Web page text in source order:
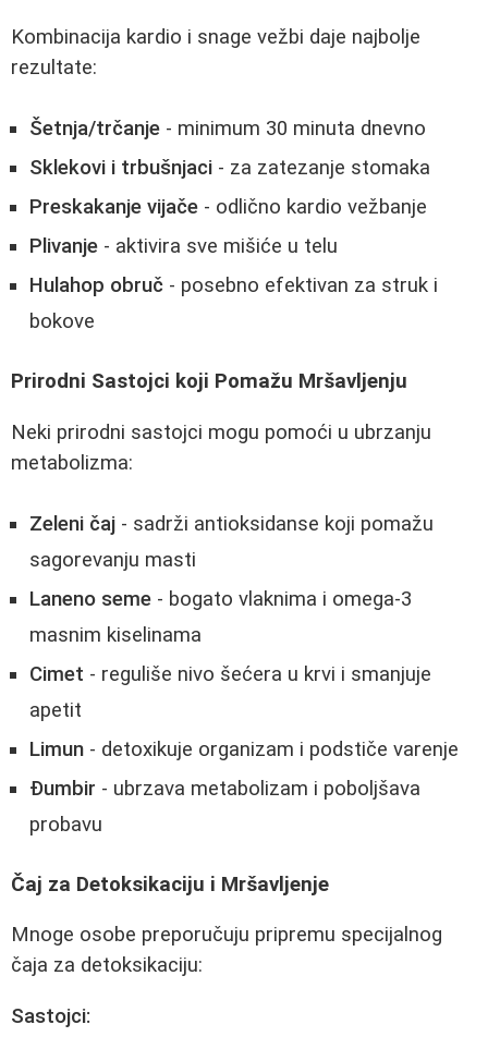
Kombinacija kardio i snage vežbi daje najbolje
rezultate:
Šetnja/trčanje - minimum 30 minuta dnevno
Sklekovi i trbušnjaci - za zatezanje stomaka
Preskakanje vijače - odlično kardio vežbanje
Plivanje - aktivira sve mišiće u telu
Hulahop obruč - posebno efektivan za struk i
bokove
Prirodni Sastojci koji Pomažu Mršavljenju
Neki prirodni sastojci mogu pomoći u ubrzanju
metabolizma:
Zeleni čaj - sadrži antioksidanse koji pomažu
sagorevanju masti
Laneno seme - bogato vlaknima i omega-3
masnim kiselinama
Cimet - reguliše nivo šećera u krvi i smanjuje
apetit
Limun - detoxikuje organizam i podstiče varenje
Đumbir - ubrzava metabolizam i poboljšava
probavu
Čaj za Detoksikaciju i Mršavljenje
Mnoge osobe preporučuju pripremu specijalnog
čaja za detoksikaciju:
Sastojci: